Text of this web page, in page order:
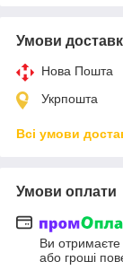
Умови
Нова Пошта
Укрпошта
Всі умови
Умови оплати
Ви
або гроші